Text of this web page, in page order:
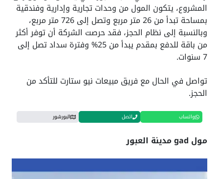
المشروع، يتكون المول من وحدات تجارية وإدارية وفندقية
بمساحة تبدأ من 26 متر مربع وتصل إلى 726 متر مربع،
وبالنسبة إلى نظام الحجز، فقد حرصت الشركة أن توفر أكثر
من باقة للدفع بمقدم يبدأ من 25% وفترة سداد تصل إلى
7 سنوات.
تواصل في الحال مع فريق مبيعات نيو ستارت للتأكد من
الحجز.
واتساب اتصل البورشور
مول gad مدينة العبور